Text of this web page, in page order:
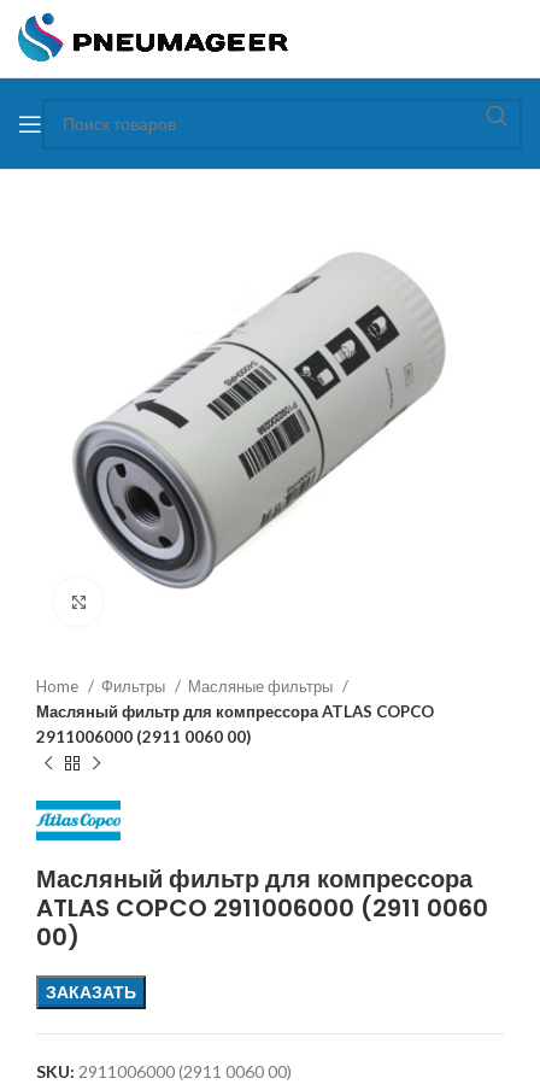
Home Фильтры
Масляные фильтры
Масляный фильтр для компрессора ATLAS COPCO
2911006000 (2911 0060 00)
Масляный фильтр для компрессора
ATLAS COPCO 2911006000 (2911 0060
00)
ЗАКАЗАТЬ
SKU: 2911006000 (2911 0060 00)